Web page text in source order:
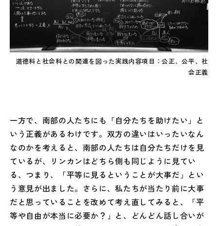
道徳科と社会科との関連を図った実践内容項目：公正、公平、社
会正義
一方で、南部の人たちにも「自分たちを助けたい」と
いう正義があるわけです。双方の違いはいったいなん
なのかを考えると、南部の人たちは自分たちだけを見
ているが、リンカンはどちら側も同じように見てい
る、つまり、「平等に見るということが大事だ」とい
う意見が出ました。さらに、私たちが当たり前に大事
だと思っていることを改めて考え直してみると、「平
等や自由が本当に必要か？」と、どんどん話し合いが